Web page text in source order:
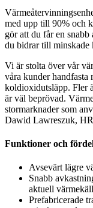
med upp till 90% och
gör att du får en
du bidrar till minskade
Vi är stolta över vår
våra kunder handfasta
koldioxidutsläpp. Fler
är väl beprövad.
stormarknader som
Dawid Lawreszuk,
Funktioner och
Avsevärt lägre
Snabb
aktuell
Prefabricerade